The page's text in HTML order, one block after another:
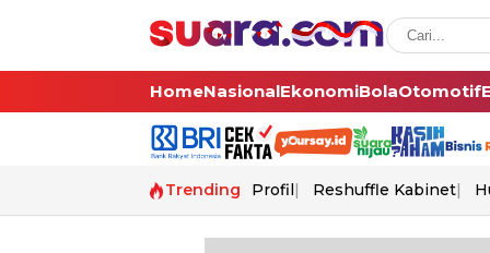
HomeNasionalEkonomiBolaOtomotif
Trending Profil Reshuffle Kabinet